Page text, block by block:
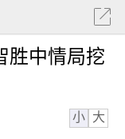
胜中情局挖
小 大